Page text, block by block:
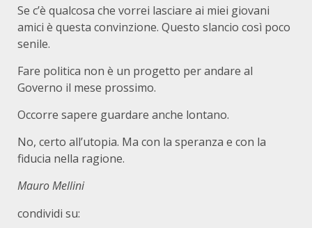
Se c’è qualcosa che vorrei lasciare ai miei giovani
amici è questa convinzione. Questo slancio così poco
senile.
Fare politica non è un progetto per andare al
Governo il mese prossimo.
Occorre sapere guardare anche lontano.
No, certo all’utopia. Ma con la speranza e con la
fiducia nella ragione.
Mauro Mellini
condividi su: